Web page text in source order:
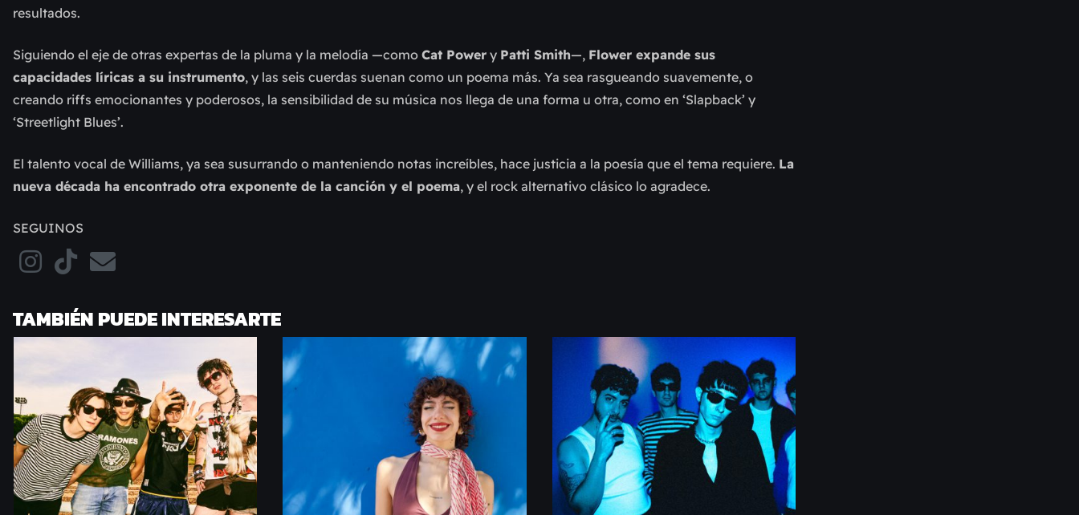
resultados.
Siguiendo el eje de otras expertas de la pluma y la melodía —como Cat Power y Patti Smith—, Flower expande sus
capacidades líricas a su instrumento, y las seis cuerdas suenan como un poema más. Ya sea rasgueando suavemente, o
creando riffs emocionantes y poderosos, la sensibilidad de su música nos llega de una forma u otra, como en ‘Slapback’ y
‘Streetlight Blues’.
El talento vocal de Williams, ya sea susurrando o manteniendo notas increíbles, hace justicia a la poesía que el tema requiere. La
nueva década ha encontrado otra exponente de la canción y el poema, y el rock alternativo clásico lo agradece.
SEGUINOS
TAMBIÉN PUEDE INTERESARTE